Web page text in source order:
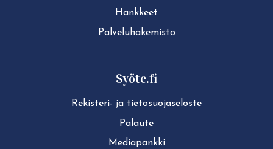
Hankkeet
Pal­ve­lu­ha­ke­mis­to
Syöte.fi
Rekisteri- ja tie­to­suo­ja­se­los­te
Palaute
Mediapankki